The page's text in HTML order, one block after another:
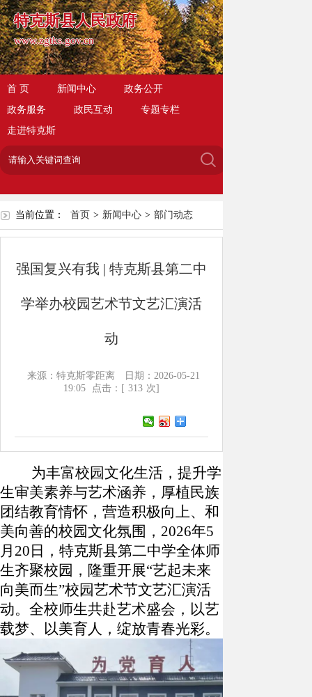
特克斯县人民政府
www.zgtks.gov.cn
首 页 新闻中心
政务公开
政务服务
政民互动
专题专栏
走进特克斯
当前位置： 首页 > 新闻中心 > 部门动态
强国复兴有我 | 特克斯县第二中
学举办校园艺术节文艺汇演活
动
来源：特克斯零距离
日期：2026-05-21
19:05
点击：[ 313 次]
为丰富校园文化生活，提升学
生审美素养与艺术涵养，厚植民族
团结教育情怀，营造积极向上、和
美向善的校园文化氛围， 2026年5
月 20 日，特克斯县第二中学全体师
生齐聚校园，隆重开展“艺起未来
向美而生”校园艺术节文艺汇演活
动。全校师生共赴艺术盛会，以艺
载梦、以美育人，绽放青春光彩。